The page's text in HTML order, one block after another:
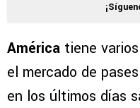
América tiene
el mercado de
en los últimos días